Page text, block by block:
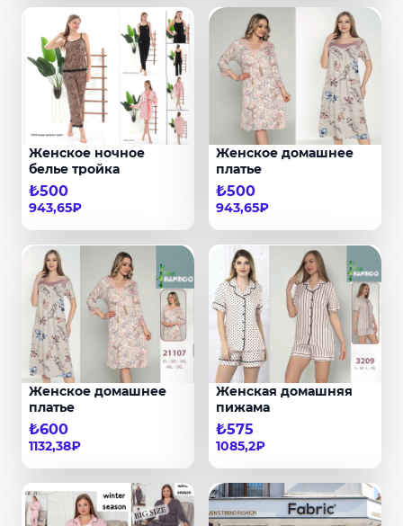
Женское ночное
белье тройка
₺500
943,65₽
Женское домашнее
платье
₺500
943,65₽
Женское домашнее
платье
₺600
1132,38₽
Женская домашняя
пижама
₺575
1085,2₽